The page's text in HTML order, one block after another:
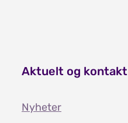
Aktuelt og kontakt
Nyheter